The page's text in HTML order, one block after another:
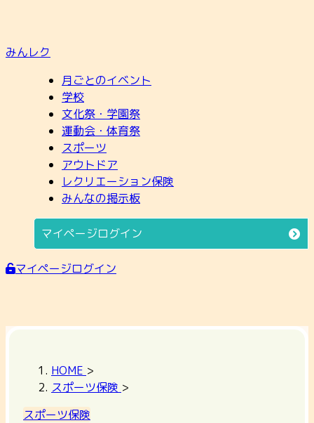
みんレク
月ごとのイベント
学校
文化祭・学園祭
運動会・体育祭
スポーツ
アウトドア
レクリエーション保険
みんなの掲示板
マイページログイン
マイページログイン
HOME >
スポーツ保険 >
スポーツ保険